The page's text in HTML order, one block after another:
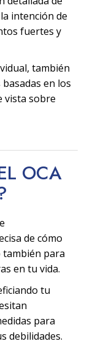
intención de
fuertes y
también
en los
vista sobre
OCA
de cómo
también para
en tu vida.
tu
para
debilidades.